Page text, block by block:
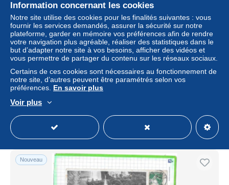
CPA PHOTO PUB PUBLICITE POUR CONSTRUCTION
PAVILLON STYLE ART DECO MAISON RUE DE DOUAI
PARIS 9
Professionnel
Nouveau
Information concernant les cookies
Notre site utilise des cookies pour les finalités suivantes : vous
fournir les services demandés, assurer la sécurité sur notre
plateforme, garder en mémoire vos préférences afin de rendre
votre navigation plus agréable, réaliser des statistiques dans le
but d’adapter notre site à vos besoins, afficher des vidéos et
vous permettre de partager du contenu sur les réseaux sociaux.
Certains de ces cookies sont nécessaires au fonctionnement de
notre site, d’autres peuvent être paramétrés selon vos
préférences. En savoir plus
Voir plus